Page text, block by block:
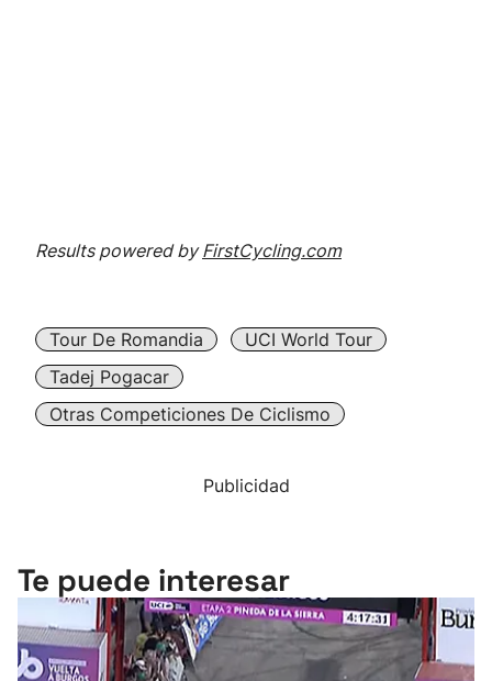
Results powered byFirstCycling.com
Tour De Romandia
UCI World Tour
Tadej Pogacar
Otras Competiciones De Ciclismo
Publicidad
Te puede interesar